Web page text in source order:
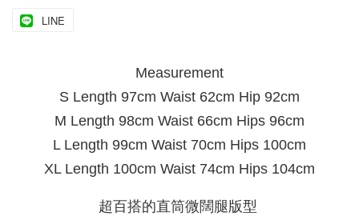
LINE
Measurement
S Length 97cm Waist 62cm Hip 92cm
M Length 98cm Waist 66cm Hips 96cm
L Length 99cm Waist 70cm Hips 100cm
XL Length 100cm Waist 74cm Hips 104cm
超百搭的直筒微闊腿版型